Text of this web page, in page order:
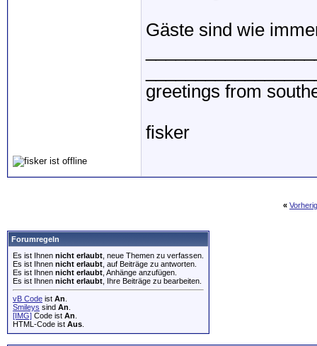
Gäste sind wie
greetings from
fisker
«
Forumregeln
Es ist Ihnen nicht erlaubt , neue Themen zu verfassen.
Es ist Ihnen nicht erlaubt , auf Beiträge zu antworten.
Es ist Ihnen nicht erlaubt , Anhänge anzufügen.
Es ist Ihnen nicht erlaubt , Ihre Beiträge zu bearbeiten.
vB Code ist An
Smileys sind An
[IMG] Code ist An
HTML-Code ist Aus